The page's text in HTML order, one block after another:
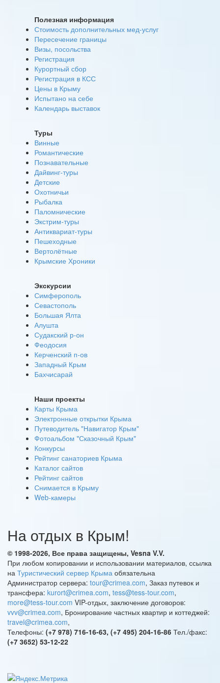
Полезная информация
Стоимость дополнительных мед-услуг
Пересечение границы
Визы, посольства
Регистрация
Курортный сбор
Регистрация в КСС
Цены в Крыму
Испытано на себе
Календарь выставок
Туры
Винные
Романтические
Познавательные
Дайвинг-туры
Детские
Охотничьи
Рыбалка
Паломнические
Экстрим-туры
Антиквариат-туры
Пешеходные
Вертолётные
Крымские Хроники
Экскурсии
Симферополь
Севастополь
Большая Ялта
Алушта
Судакский р-он
Феодосия
Керченский п-ов
Западный Крым
Бахчисарай
Наши проекты
Карты Крыма
Электронные открытки Крыма
Путеводитель "Навигатор Крым"
Фотоальбом "Сказочный Крым"
Конкурсы
Рейтинг санаториев Крыма
Каталог сайтов
Рейтинг сайтов
Снимается в Крыму
Web-камеры
На отдых в Крым!
© 1998-2026, Все права защищены, Vesna V.V.
При любом копировании и использовании материалов, ссылка
на Туристический сервер Крыма обязательна
Администратор сервера: tour@crimea.com, Заказ путевок и
трансфера: kurort@crimea.com, tess@tess-tour.com,
more@tess-tour.com VIP-отдых, заключение договоров:
vvv@crimea.com, Бронирование частных квартир и коттеджей:
travel@crimea.com,
Телефоны: (+7 978) 716-16-63, (+7 495) 204-16-86 Тел./факс:
(+7 3652) 53-12-22